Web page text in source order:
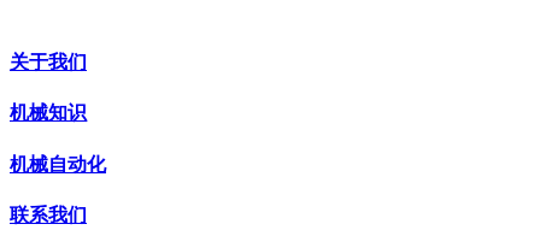
关于我们
机械知识
机械自动化
联系我们